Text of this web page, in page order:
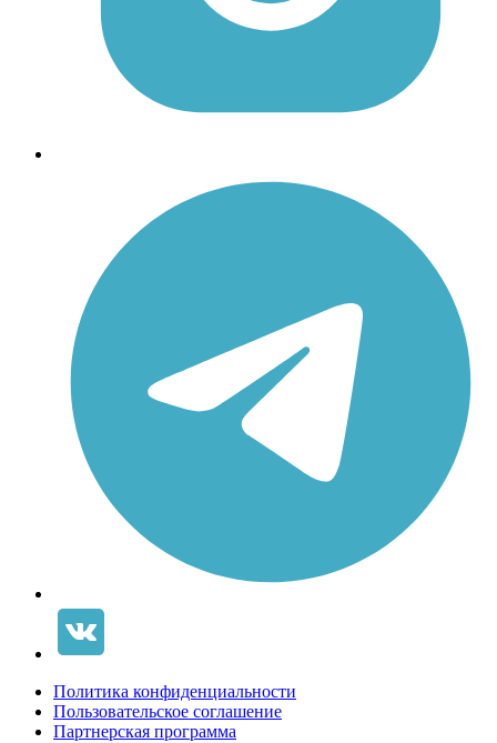
Политика конфиденциальности
Пользовательское соглашение
Партнерская программа